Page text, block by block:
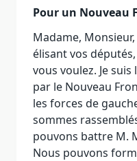
Pour un Nouveau
Madame,
élisant vos
vous voulez. Je
par le Nouveau
les forces de
sommes
pouvons battre M.
Nous pouvons